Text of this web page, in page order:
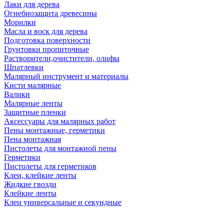
Лаки для дерева
Огнебиозащита древесины
Морилки
Масла и воск для дерева
Подготовка поверхности
Грунтовки пропиточные
Растворители,очистители, олифы
Шпатлевки
Малярный инструмент и материалы
Кисти малярные
Валики
Малярные ленты
Защитные пленки
Аксессуары для малярных работ
Пены монтажные, герметики
Пена монтажная
Пистолеты для монтажной пены
Герметики
Пистолеты для герметиков
Клеи, клейкие ленты
Жидкие гвозди
Клейкие ленты
Клеи универсальные и секундные